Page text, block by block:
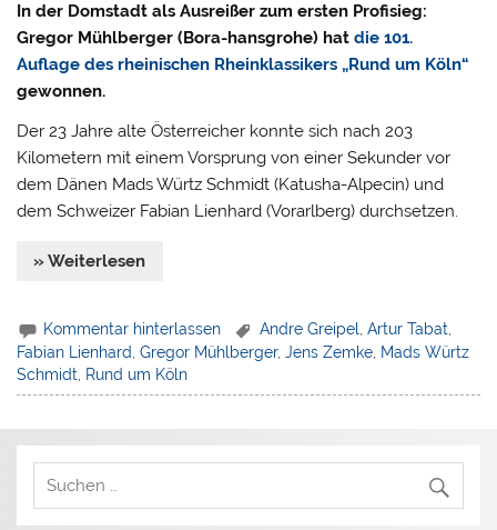
In der Domstadt als Ausreißer zum ersten Profisieg:
Gregor Mühlberger (Bora-hansgrohe) hatdie 101.
Auflage des rheinischen Rheinklassikers „Rund um Köln“
gewonnen.
Der 23 Jahre alte Österreicher konnte sich nach 203
Kilometern mit einem Vorsprung von einer Sekunder vor
dem Dänen Mads Würtz Schmidt (Katusha-Alpecin) und
dem Schweizer Fabian Lienhard (Vorarlberg) durchsetzen.
» Weiterlesen
Kommentar hinterlassen Andre Greipel ,Artur Tabat
Fabian Lienhard ,Gregor Mühlberger,Jens Zemke Mads Würtz
Schmidt
Rund um Köln